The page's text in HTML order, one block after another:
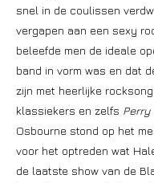
snel in de coulissen
vergapen aan een sexy
beleefde men de ideale
band in vorm was en dat
zijn met heerlijke
klassiekers en zelfs Perry
Osbourne stond op het
voor het optreden wat
de laatste show van de